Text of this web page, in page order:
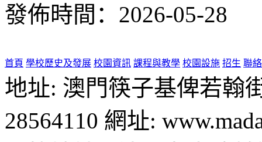
發佈時間：2026-05-28
首頁 學校歷史及發展 校園資訊 課程與教學 校園設施 招生 聯
地址: 澳門筷子基俾若翰
28564110 網址: